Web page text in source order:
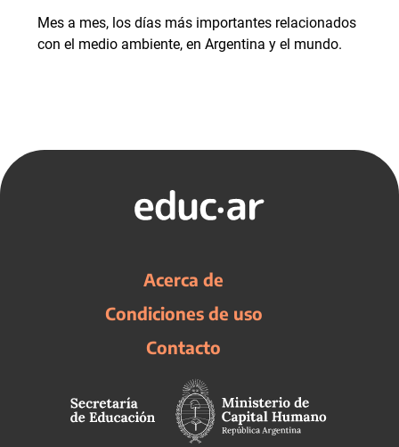
Mes a mes, los días más importantes relacionados
con el medio ambiente, en Argentina y el mundo.
Acerca de
Condiciones de uso
Contacto